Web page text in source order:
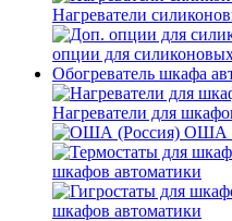
Нагреватели
опции для
Обогреватель шкафа
Нагреватели для
ОША
шкафов автоматики
шкафов автоматики